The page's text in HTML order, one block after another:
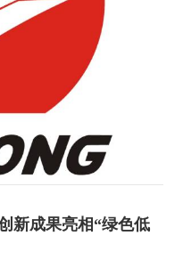
新成果亮相“绿色低